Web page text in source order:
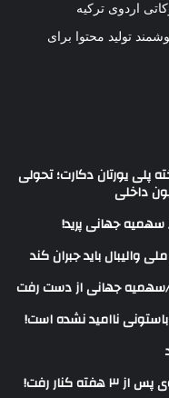
اردوی ترکیه
تولید محتوا برای
پلی یورتان دکارت؛ تحولی
داخلی
جهانی پرید!
والیبال باید جبران کند
سهمیه جهانی از دست رفت
ناامید نشده است!
رفت!